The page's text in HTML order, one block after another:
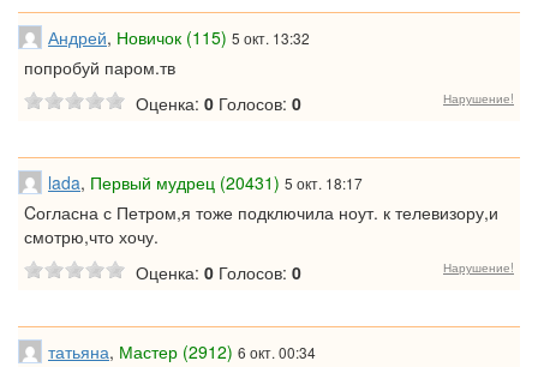
Андрей, Новичок (115) 5 окт. 13:32
попробуй паром.тв
Оценка: 0 Голосов: 0 Нарушение!
lada, Первый мудрец (20431) 5 окт. 18:17
Cогласна с Петром,я тоже подключила ноут. к телевизору,и
смотрю,что хочу.
Оценка: 0 Голосов: 0 Нарушение!
татьяна, Мастер (2912) 6 окт. 00:34